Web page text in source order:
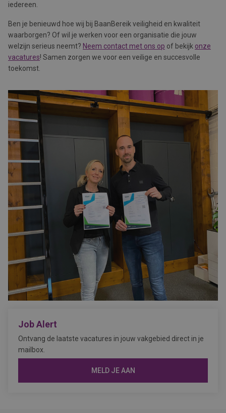
iedereen.
Ben je benieuwd hoe wij bij BaanBereik veiligheid en kwaliteit
waarborgen? Of wil je werken voor een organisatie die jouw
welzijn serieus neemt? Neem contact met ons op of bekijk onze
vacatures! Samen zorgen we voor een veilige en succesvolle
toekomst.
Job Alert
Ontvang de laatste vacatures in jouw vakgebied direct in je
mailbox.
MELD JE AAN